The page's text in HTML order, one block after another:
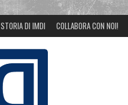
STORIA DI IMDI COLLABORA CON NOI!